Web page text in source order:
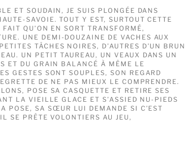
ET SOUDAIN, JE SUIS PLONGÉE DANS
SAVOIE. TOUT Y EST, SURTOUT CETTE
QU’ON EN SORT TRANSFORMÉ,
UNE DEMI-DOUZAINE DE VACHES AUX
TÂCHES NOIRES, D’AUTRES D’UN BRUN
UN PETIT TAUREAU, UN VEAUX DANS UN
ET DU GRAIN BALANCÉ À MÊME LE
GESTES SONT SOUPLES, SON REGARD
DE NE PAS MIEUX LE COMPRENDRE.
POSE SA CASQUETTE ET RETIRE SES
LA VIEILLE GLACE ET S’ASSIED NU-PIEDS
POSE, SA SŒUR LUI DEMANDE SI C’EST
SE PRÊTE VOLONTIERS AU JEU,